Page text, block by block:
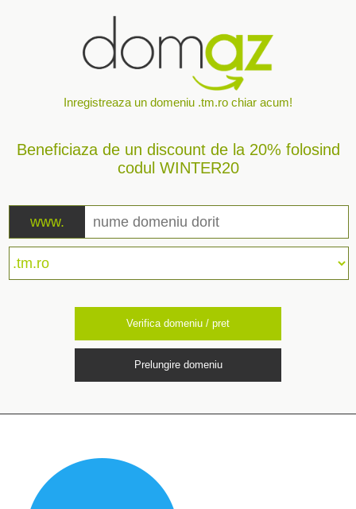
Inregistreaza un domeniu .tm.ro chiar acum!
Beneficiaza de un discount de la 20% folosind
codul WINTER20
www.
Verifica domeniu / pret
Prelungire domeniu